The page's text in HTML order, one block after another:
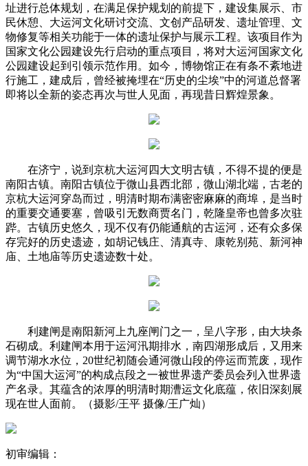
址进行总体规划，在满足保护规划的前提下，建设集展示、市
民休憩、大运河文化研讨交流、文创产品研发、遗址管理、文
物修复等相关功能于一体的遗址保护与展示工程。该项目作为
国家文化公园建设先行启动的重点项目，将对大运河国家文化
公园建设起到引领示范作用。如今，博物馆正在有条不紊地进
行施工，建成后，曾经被掩埋在“历史的尘埃”中的河道总督署
即将以全新的姿态再次与世人见面，再现昔日辉煌景象。
在济宁，说到京杭大运河四大文明古镇，不得不提的便是
南阳古镇。南阳古镇位于微山县西北部，微山湖北端，古老的
京杭大运河穿岛而过，明清时期布满密密麻麻的商埠，是当时
的重要交通要塞，曾吸引无数商贾名门，乾隆皇帝也曾多次驻
跸。古镇历史悠久，现不仅有仍能通航的古运河，还有众多保
存完好的历史遗迹，如胡记钱庄、清真寺、康乾别苑、新河神
庙、土地庙等历史遗迹数十处。
利建闸是南阳新河上九座闸门之一，呈八字形，由大块条
石砌成。利建闸本用于运河汛期排水，南四湖形成后，又用来
调节湖水水位，20世纪初随会通河微山段的停运而荒废，现作
为“中国大运河”的构成点段之一被世界遗产委员会列入世界遗
产名录。其蕴含的浓厚的明清时期漕运文化底蕴，依旧深刻展
现在世人面前。（摄影/王平 摄像/王广灿）
初审编辑：